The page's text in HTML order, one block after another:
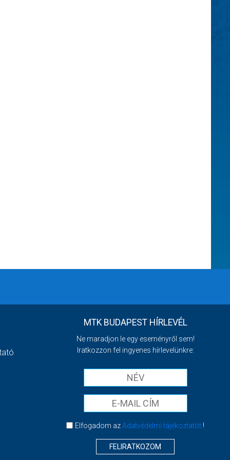
MTK BUDAPEST HÍRLEVÉL
Ne maradjon le egy eseményről sem!
Iratkozzon fel ingyenes hírlevelünkre:
Elfogadom azAdatvédelmi tájékoztatót !
FELIRATKOZOM